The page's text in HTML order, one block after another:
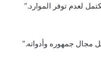
لعدم توفر الموارد.”
مجال جمهوره وأدواته.”